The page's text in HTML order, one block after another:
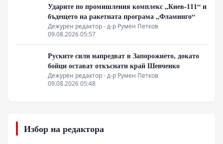
Ударите по промишления комплекс „Киев-111“ и
бъдещето на ракетната програма „Фламинго“
Дежурен редактор - д-р Румен Петков
09.08.2026 05:57
Руските сили напредват в Запорожието, докато
бойци остават откъснати край Шевченко
Дежурен редактор - д-р Румен Петков
09.08.2026 05:48
Избор на редактора